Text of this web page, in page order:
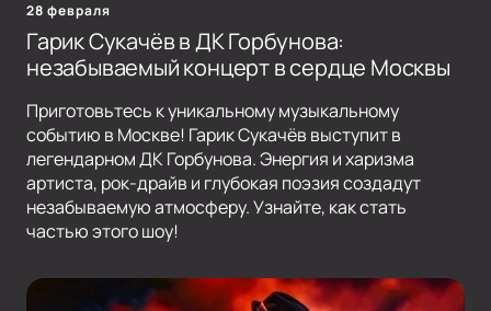
28 февраля
Гарик Сукачёв в ДК Горбунова:
незабываемый концерт в сердце Москвы
Приготовьтесь к уникальному музыкальному
событию в Москве! Гарик Сукачёв выступит в
легендарном ДК Горбунова. Энергия и харизма
артиста, рок-драйв и глубокая поэзия создадут
незабываемую атмосферу. Узнайте, как стать
частью этого шоу!